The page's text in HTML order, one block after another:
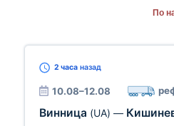
По
2 часа назад
10.08–12.08
Винница (UA) —